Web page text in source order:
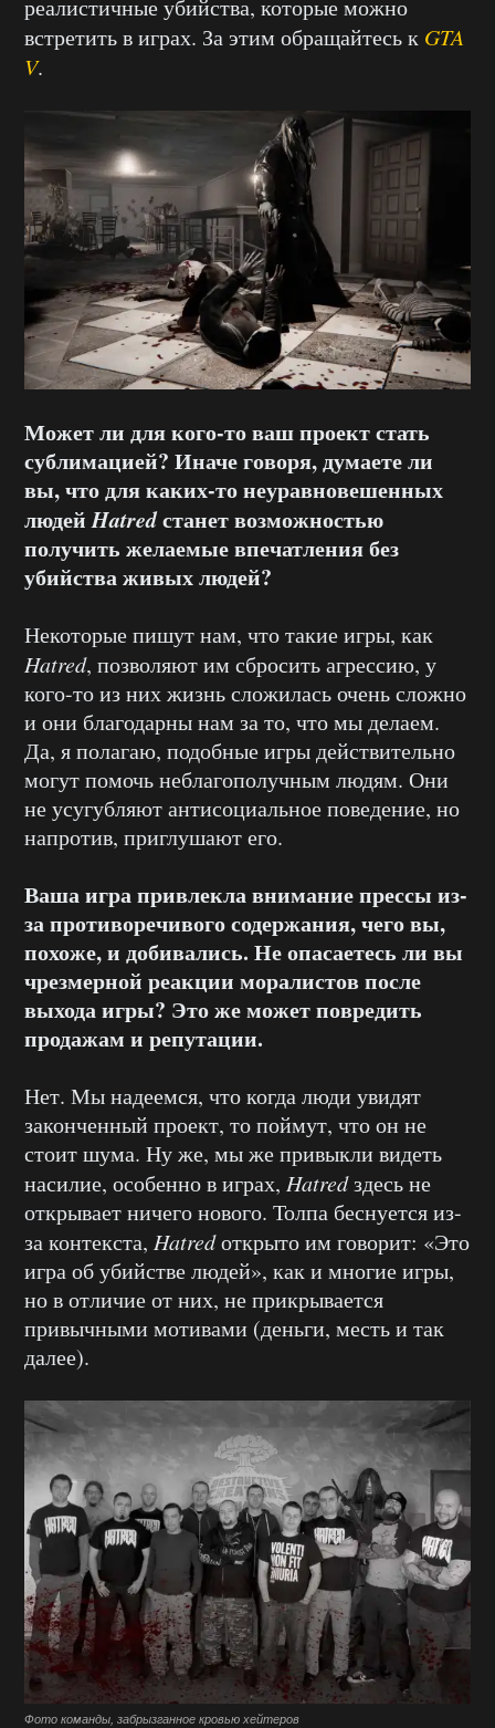
реалистичные убийства, которые можно
встретить в играх. За этим обращайтесь к GTA
V.
Может ли для кого-то ваш проект стать
сублимацией? Иначе говоря, думаете ли
вы, что для каких-то неуравновешенных
людейHatredстанет возможностью
получить желаемые впечатления без
убийства живых людей?
Некоторые пишут нам, что такие игры, как
Hatred, позволяют им сбросить агрессию, у
кого-то из них жизнь сложилась очень сложно
и они благодарны нам за то, что мы делаем.
Да, я полагаю, подобные игры действительно
могут помочь неблагополучным людям. Они
не усугубляют антисоциальное поведение, но
напротив, приглушают его.
Ваша игра привлекла внимание прессы из-
за противоречивого содержания, чего вы,
похоже, и добивались. Не опасаетесь ли вы
чрезмерной реакции моралистов после
выхода игры? Это же может повредить
продажам и репутации.
Нет. Мы надеемся, что когда люди увидят
законченный проект, то поймут, что он не
стоит шума. Ну же, мы же привыкли видеть
насилие, особенно в играх, Hatredздесь не
открывает ничего нового. Толпа беснуется из-
за контекста, Hatredоткрыто им говорит: «Это
игра об убийстве людей», как и многие игры,
но в отличие от них, не прикрывается
привычными мотивами (деньги, месть и так
далее).
Фото команды, забрызганное кровью хейтеров